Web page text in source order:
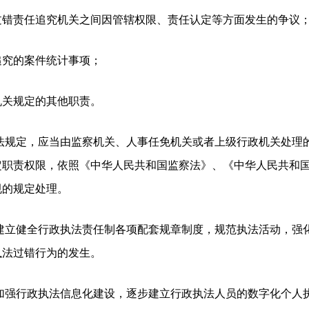
责任追究机关之间因管辖权限、责任认定等方面发生的争议
的案件统计事项；
规定的其他职责。
定，应当由监察机关、人事任免机关或者上级行政机关处理
责权限，依照《中华人民共和国监察法》、《中华人民共和
规定处理。
健全行政执法责任制各项配套规章制度，规范执法活动，强
过错行为的发生。
行政执法信息化建设，逐步建立行政执法人员的数字化个人